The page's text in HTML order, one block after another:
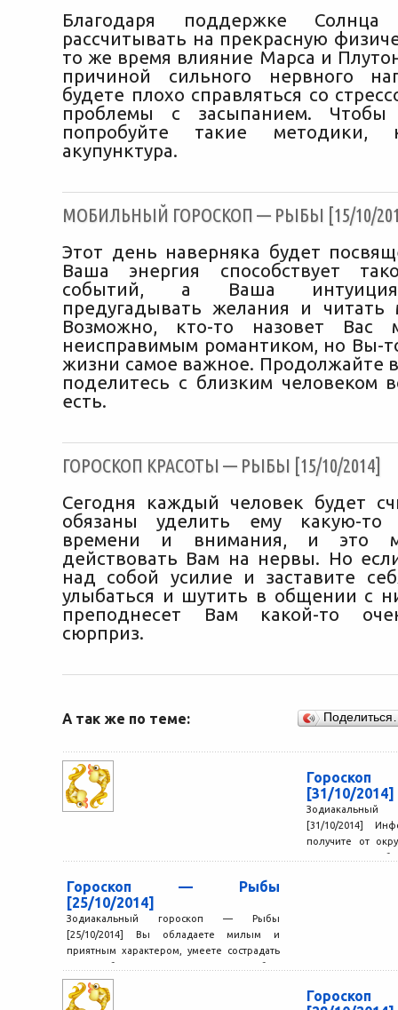
Благодаря поддержке
рассчитывать на прекрасную
то же время влияние Марса и
причиной сильного нервного
будете плохо справляться со
проблемы с засыпанием. Чтобы
попробуйте такие
акупунктура.
МОБИЛЬНЫЙ ГОРОСКОП — РЫБЫ [15/10/
Этот день наверняка будет
Ваша энергия способствует
событий, а Ваша интуиция
предугадывать желания и
Возможно, кто-то назовет Вас
неисправимым романтиком, но Вы-
жизни самое важное. Продолжайте
поделитесь с близким человеком
есть.
ГОРОСКОП КРАСОТЫ — РЫБЫ [15/10/2014]
Сегодня каждый человек будет
обязаны уделить ему какую-то
времени и внимания, и это
действовать Вам на нервы. Но
над собой усилие и заставите
улыбаться и шутить в общении с
преподнесет Вам какой-то
сюрприз.
А так же по теме:
[31/10/2014]
[31/10/2014]
получите от
ввести Вас в
Гороскоп — Рыбы
[25/10/2014]
Зодиакальный гороскоп — Рыбы
[25/10/2014] Вы обладаете милым и
приятным характером, умеете сострадать
и способны увидеть лучшее в любом
человеке....